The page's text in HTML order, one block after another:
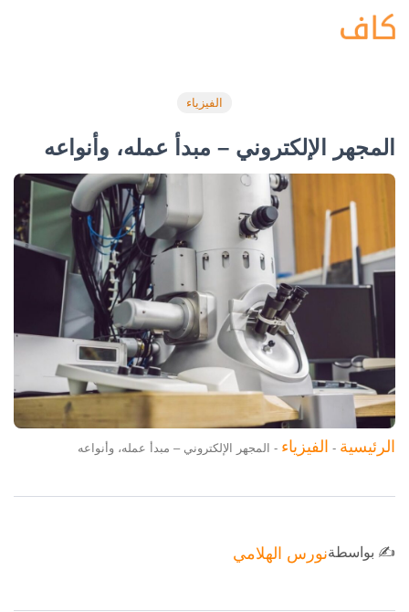
الفيزياء
المجهر الإلكتروني – مبدأ عمله، وأنواعه
الرئيسية - الفيزياء - المجهر الإلكتروني – مبدأ عمله، وأنواعه
✍️ بواسطةنورس الهلامي